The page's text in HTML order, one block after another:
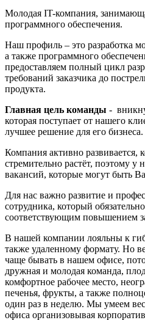
Молодая IT-компания,
программного обеспечения.
Наш профиль – это разработка
а также программного
предоставляем полный цикл
требований заказчика до
продукта.
Главная цель команды -
которая поступает от нашего
лучшее решение для его бизнеса.
Компания активно развивается,
стремительно растёт, поэтому у
вакансий, которые могут быть
Для нас важно развитие и
сотрудника, который
соответствующим повышением
В нашей компании лояльны к
также удаленному формату. Но
чаще бывать в нашем офисе,
дружная и молодая команда,
комфортное рабочее место,
печенья, фрукты, а также
один раз в неделю. Мы умеем
офиса организовывая